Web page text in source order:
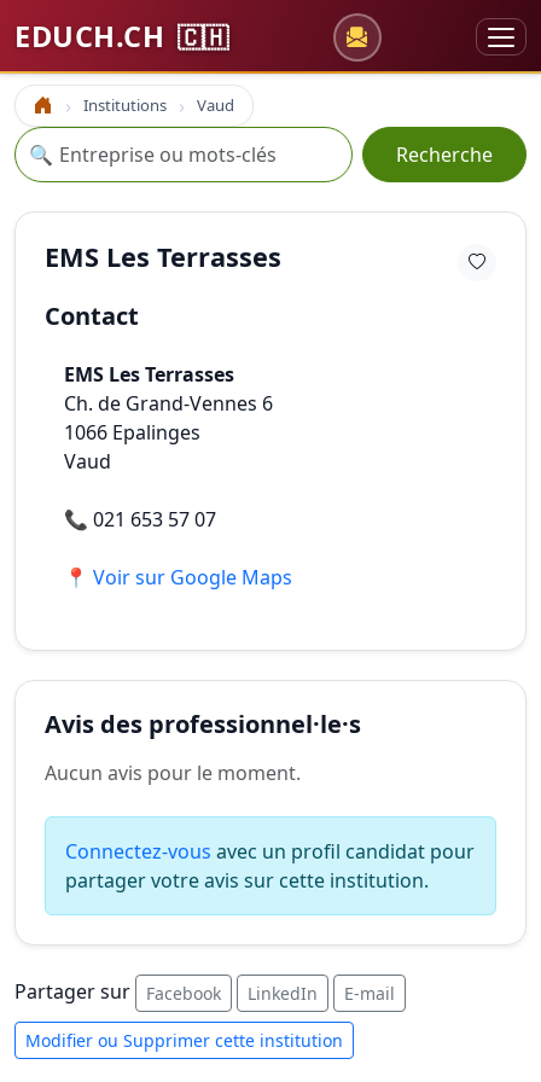
EDUCH.CH 🇨🇭
Accueil Institutions Vaud
Recherche
🔍 Recherche
EMS Les Terrasses
Contact
EMS Les Terrasses
Ch. de Grand-Vennes 6
1066 Epalinges
Vaud
📞 021 653 57 07
📍 Voir sur Google Maps
Avis des professionnel·le·s
Aucun avis pour le moment.
Connectez-vous avec un profil candidat pour
partager votre avis sur cette institution.
Partager sur Facebook LinkedIn E-mail
Modifier ou Supprimer cette institution